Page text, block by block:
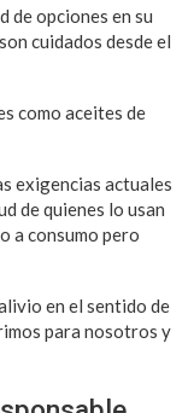
de opciones en su
cuidados desde el
como aceites de
exigencias actuales
de quienes lo usan
a consumo pero
en el sentido de
para nosotros y